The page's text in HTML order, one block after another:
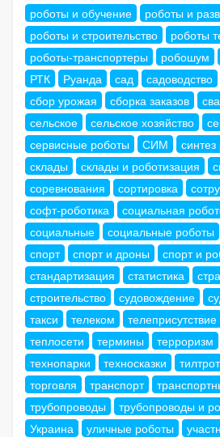
роботы и обучение
роботы и
роботы и строительство
роботы
роботы-транспортеры
робошум
РТК
Руанда сад садоводство
сбор урожая
сборка заказов
сельское
сельское хозяйство
сервисные роботы
СИМ синтез
склады
склады и роботизация
соревнования
сортировка
софт-роботика
социальная
социальные
социальные роботы
спорт
спорт и дроны спорт и
стандартизация
статистика
строительство
судовождение
такси
телеком телеприсутствие
теплосети
термины терроризм
технопарки
техносказки
торговля
транспорт
трубопроводы
трубопроводы и
Украина
уличные роботы